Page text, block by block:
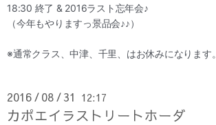
18:30 終了 & 2016ラスト忘年会♪
（今年もやりますっ景品会♪♪）
※通常クラス、中津、千里、はお休みになります。
2016 / 08 / 31 12:17
カポエイラストリートホーダ